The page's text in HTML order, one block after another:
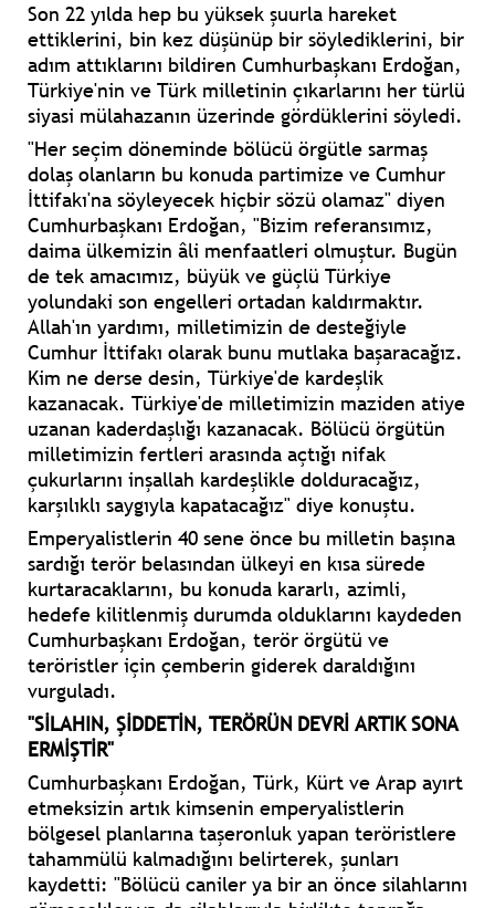
Son 22 yılda hep bu yüksek şuurla hareket
ettiklerini, bin kez düşünüp bir söylediklerini, bir
adım attıklarını bildiren Cumhurbaşkanı Erdoğan,
Türkiye'nin ve Türk milletinin çıkarlarını her türlü
siyasi mülahazanın üzerinde gördüklerini söyledi.
"Her seçim döneminde bölücü örgütle sarmaş
dolaş olanların bu konuda partimize ve Cumhur
İttifakı'na söyleyecek hiçbir sözü olamaz" diyen
Cumhurbaşkanı Erdoğan, "Bizim referansımız,
daima ülkemizin âli menfaatleri olmuştur. Bugün
de tek amacımız, büyük ve güçlü Türkiye
yolundaki son engelleri ortadan kaldırmaktır.
Allah'ın yardımı, milletimizin de desteğiyle
Cumhur İttifakı olarak bunu mutlaka başaracağız.
Kim ne derse desin, Türkiye'de kardeşlik
kazanacak. Türkiye'de milletimizin maziden atiye
uzanan kaderdaşlığı kazanacak. Bölücü örgütün
milletimizin fertleri arasında açtığı nifak
çukurlarını inşallah kardeşlikle dolduracağız,
karşılıklı saygıyla kapatacağız" diye konuştu.
Emperyalistlerin 40 sene önce bu milletin başına
sardığı terör belasından ülkeyi en kısa sürede
kurtaracaklarını, bu konuda kararlı, azimli,
hedefe kilitlenmiş durumda olduklarını kaydeden
Cumhurbaşkanı Erdoğan, terör örgütü ve
teröristler için çemberin giderek daraldığını
vurguladı.
"SİLAHIN, ŞİDDETİN, TERÖRÜN DEVRİ ARTIK SONA
ERMİŞTİR"
Cumhurbaşkanı Erdoğan, Türk, Kürt ve Arap ayırt
etmeksizin artık kimsenin emperyalistlerin
bölgesel planlarına taşeronluk yapan teröristlere
tahammülü kalmadığını belirterek, şunları
kaydetti: "Bölücü caniler ya bir an önce silahlarını